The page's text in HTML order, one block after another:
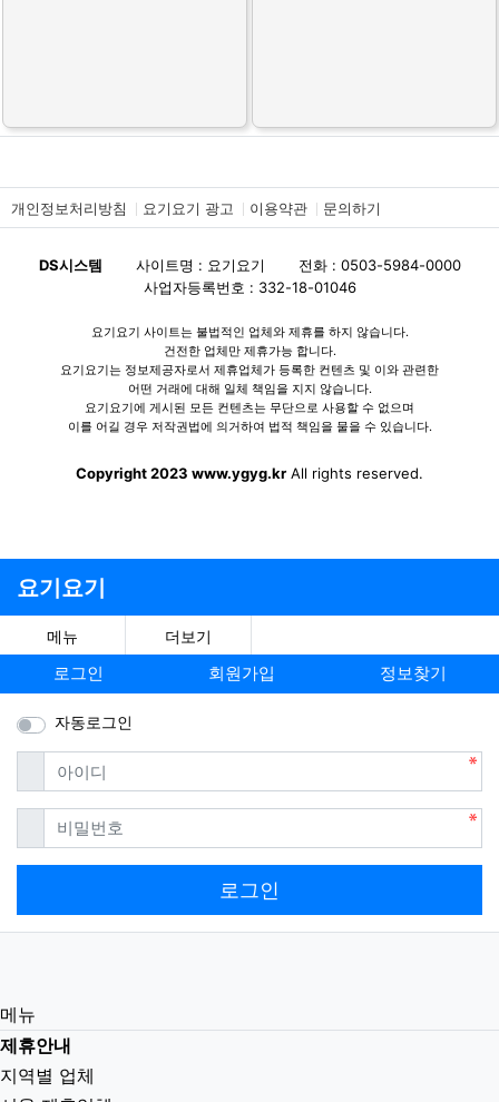
개인정보처리방침 요기요기 광고 이용약관 문의하기
DS시스템 사이트명 : 요기요기
전화 : 0503-5984-0000
사업자등록번호 : 332-18-01046
요기요기 사이트는 불법적인 업체와 제휴를 하지 않습니다.
건전한 업체만 제휴가능 합니다.
요기요기는 정보제공자로서 제휴업체가 등록한 컨텐츠 및 이와 관련한
어떤 거래에 대해 일체 책임을 지지 않습니다.
요기요기에 게시된 모든 컨텐츠는 무단으로 사용할 수 없으며
이를 어길 경우 저작권법에 의거하여 법적 책임을 물을 수 있습니다.
Copyright 2023 www.ygyg.kr All rights reserved.
요기요기
메뉴 더보기
로그인 회원가입 정보찾기
자동로그인
아이디필수
비밀번호필수
로그인
메뉴
제휴안내
지역별 업체